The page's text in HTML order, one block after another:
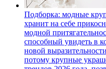
Подборка: модные
хранит на себе
модной
способный увидеть в
новой
потому крупные